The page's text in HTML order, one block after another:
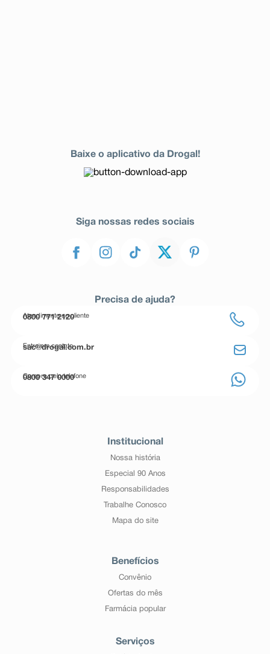
Baixe o aplicativo da Drogal!
Siga nossas redes sociais
Precisa de ajuda?
Atendimento ao cliente
0800 771 2120
Entre em contato
sac@drogal.com.br
Compre pelo telefone
0800 347 0000
Institucional
Nossa história
Especial 90 Anos
Responsabilidades
Trabalhe Conosco
Mapa do site
Benefícios
Convênio
Ofertas do mês
Farmácia popular
Serviços